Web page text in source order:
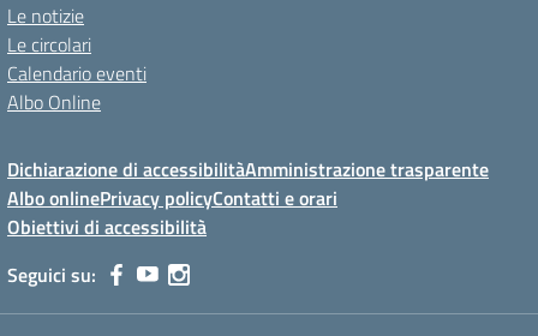
Le notizie
Le circolari
Calendario eventi
Albo Online
Dichiarazione di accessibilitàAmministrazione trasparente
Albo onlinePrivacy policyContatti e orari
Obiettivi di accessibilità
Seguici su: